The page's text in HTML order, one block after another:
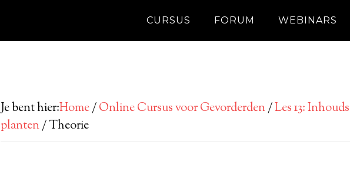
CURSUS FORUM WEBINARS
Je bent hier:Home/Online Cursus voor Gevorderden/Les 13:
planten/Theorie